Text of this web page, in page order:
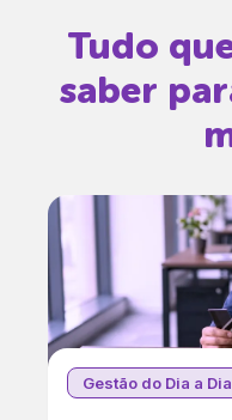
Tudo
saber
Gestão do Dia a Dia